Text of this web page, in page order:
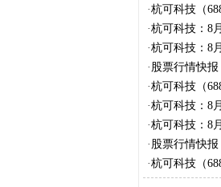
·杭可科技（
·杭可科技：8
·杭可科技：8
· 股票行情快报
·杭可科技（
·杭可科技：8
·杭可科技：8
· 股票行情快报
·杭可科技（